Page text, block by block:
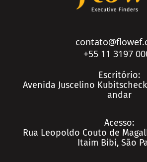
+55 11 3197
Escritório:
Avenida Juscelino
andar
Acesso:
Rua Leopoldo Couto de
Itaim Bibi, São